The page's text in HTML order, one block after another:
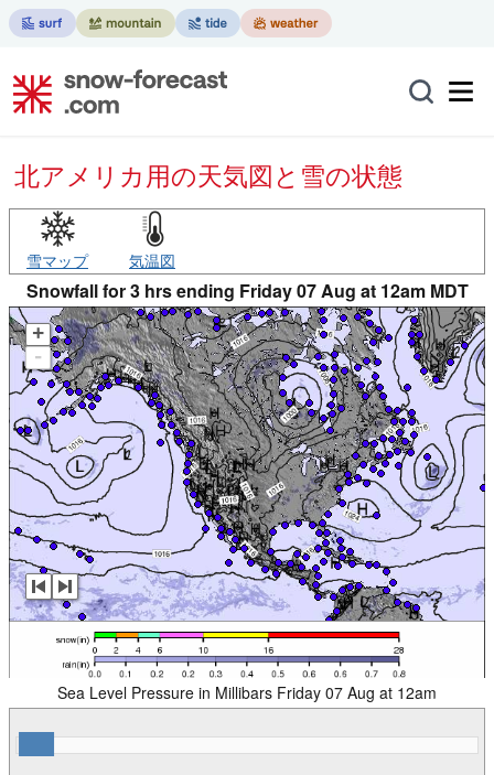
北アメリカ用の天気図と雪の状態
雪マップ 気温図
Snowfall for 3 hrs ending Friday 07 Aug at 12am MDT
+
-
Sea Level Pressure in Millibars Friday 07 Aug at 12am